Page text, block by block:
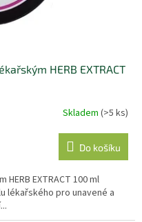
HERB EXTRACT
Skladem (>5 ks)
Do košíku
EXTRACT 100 ml
lékařského pro unavené a